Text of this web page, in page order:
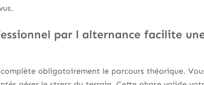
par l alternance facilite
obligatoirement le parcours théorique.